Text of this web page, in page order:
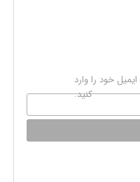
ایمیل خود را وارد
کنید.